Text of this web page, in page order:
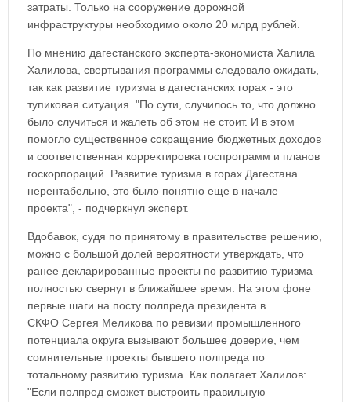
затраты. Только на сооружение дорожной
инфраструктуры необходимо около 20 млрд рублей.
По мнению дагестанского эксперта-экономиста Халила
Халилова, свертывания программы следовало ожидать,
так как развитие туризма в дагестанских горах - это
тупиковая ситуация. "По сути, случилось то, что должно
было случиться и жалеть об этом не стоит. И в этом
помогло существенное сокращение бюджетных доходов
и соответственная корректировка госпрограмм и планов
госкорпораций. Развитие туризма в горах Дагестана
нерентабельно, это было понятно еще в начале
проекта", - подчеркнул эксперт.
Вдобавок, судя по принятому в правительстве решению,
можно с большой долей вероятности утверждать, что
ранее декларированные проекты по развитию туризма
полностью свернут в ближайшее время. На этом фоне
первые шаги на посту полпреда президента в
СКФО Сергея Меликова по ревизии промышленного
потенциала округа вызывают большее доверие, чем
сомнительные проекты бывшего полпреда по
тотальному развитию туризма. Как полагает Халилов:
"Если полпред сможет выстроить правильную